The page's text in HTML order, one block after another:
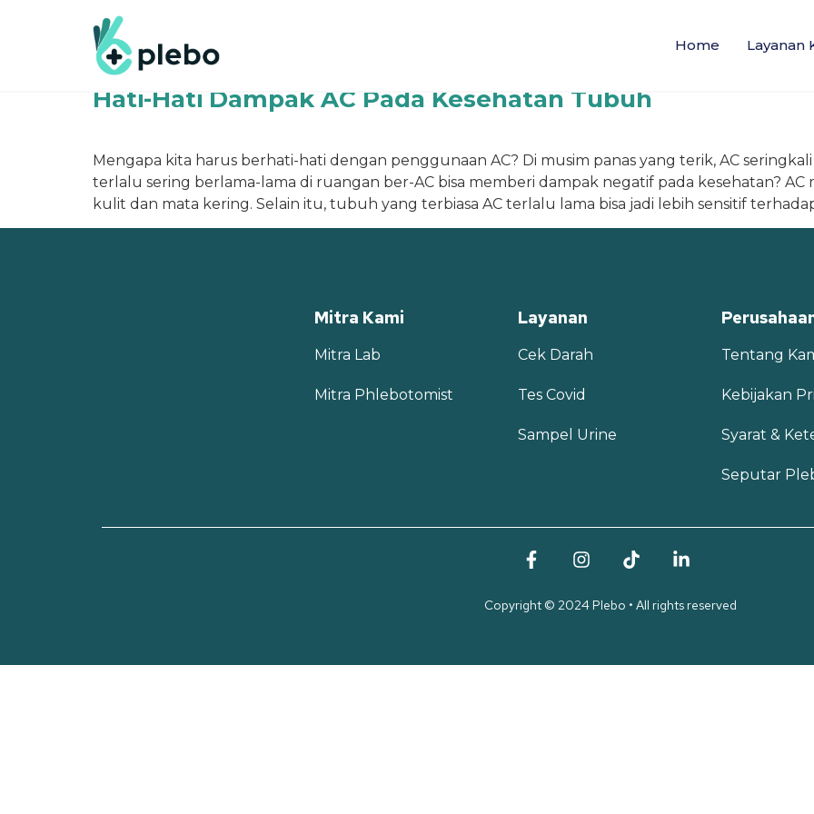
Home Layanan
Tag:Paru-paru
Hati-Hati Dampak AC Pada Kesehatan Tubuh
Mengapa kita harus berhati-hati dengan penggunaan AC? Di musim panas yang terik, AC
terlalu sering berlama-lama di ruangan ber-AC bisa memberi dampak negatif pada kesehatan?
kulit dan mata kering. Selain itu, tubuh yang terbiasa AC terlalu lama bisa jadi lebih sensitif
Mitra Kami
Mitra Lab
Mitra Phlebotomist
Layanan
Cek Darah
Tes Covid
Sampel Urine
Tentang
Kebijakan
Syarat &
Seputar
Copyright © 2024 Plebo • All rights reserved